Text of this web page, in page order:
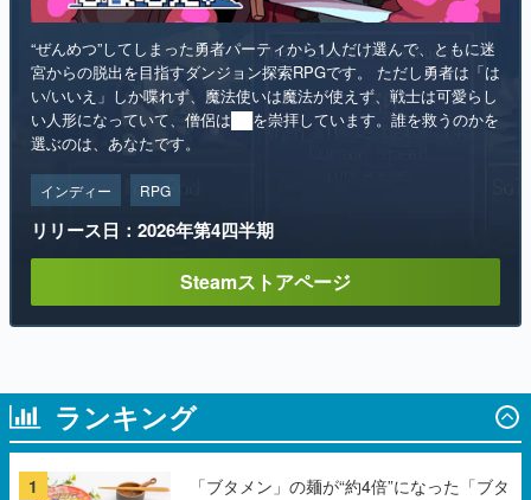
“ぜんめつ”してしまった勇者パーティから1人だけ選んで、ともに迷
宮からの脱出を目指すダンジョン探索RPGです。 ただし勇者は「は
い/いいえ」しか喋れず、魔法使いは魔法が使えず、戦士は可愛らし
い人形になっていて、僧侶は██を崇拝しています。誰を救うのかを
選ぶのは、あなたです。
インディー RPG
リリース日：2026年第4四半期
Steamストアページ
ランキング
1
「ブタメン」の麺が“約4倍”になった「ブタ